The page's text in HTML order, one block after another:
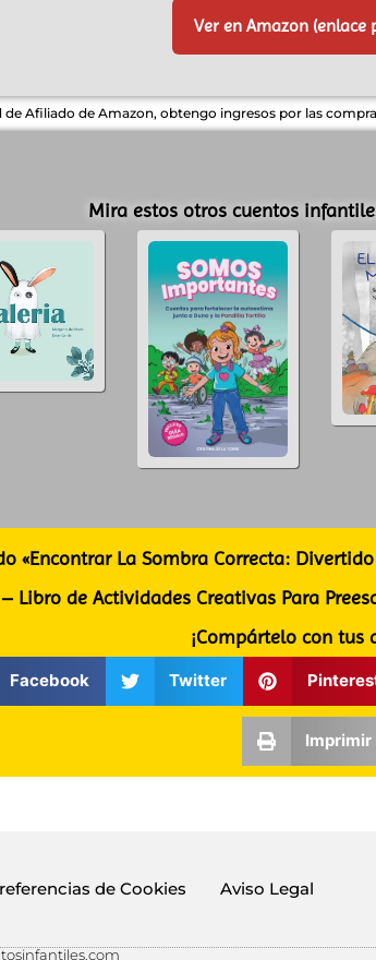
Ver en Amazon (enlace
de Afiliado de Amazon, obtengo ingresos por las
Mira estos otros cuentos
«Encontrar La Sombra Correcta:
Libro de Actividades Creativas Para
¡Compártelo con tus
Facebook Twitter
Imprimir
de Cookies Aviso Legal